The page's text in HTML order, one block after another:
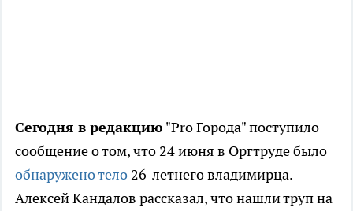
Сегодня в редакцию "Pro Города" поступило
сообщение о том, что 24 июня в Оргтруде было
обнаружено тело 26-летнего владимирца.
Алексей Кандалов рассказал, что нашли труп на